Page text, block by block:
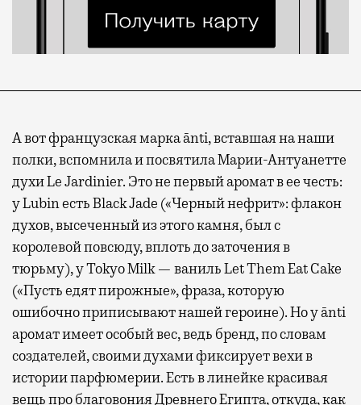
Современный путешественник часто берет
с собой не только чемодан, но и ноутбук.
не в потерянное время, а в возможность
активности в путешествии, например
забронировать нужные билеты и рестораны.
Бизнес-зал становится местом, где можно
провести переговоры, поработать или просто
выпить кофе, наблюдая сквозь панорамные
окна за тем, как взлетают и садятся
самолеты. В Москве нет недостатка
в лаунжах. В аэропортах их обычно
несколько — в разных зонах воздушных
гаваней. На некоторых вокзалах — тоже.
Лаунжи доступны на Ленинградском,
А вот французская марка ānti, вставшая на наши
полки, вспомнила и посвятила Марии-Антуанетте
духи Le Jardinier. Это не первый аромат в ее честь:
у Lubin есть Black Jade («Черный нефрит»: флакон
духов, высеченный из этого камня, был с
королевой повсюду, вплоть до заточения в
тюрьму), у Tokyo Milk — ваниль Let Them Eat Cake
(«Пусть едят пирожные», фраза, которую
ошибочно приписывают нашей героине). Но у ānti
аромат имеет особый вес, ведь бренд, по словам
создателей, своими духами фиксирует вехи в
истории парфюмерии. Есть в линейке красивая
вещь про благовония Древнего Египта, откуда, как